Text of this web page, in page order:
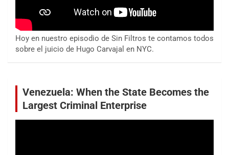
Hoy en nuestro episodio de Sin Filtros te contamos todos
sobre el juicio de Hugo Carvajal en NYC.
Venezuela: When the State Becomes the
Largest Criminal Enterprise